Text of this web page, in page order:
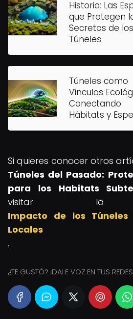
Historia: Las
que Protegen
Secretos de los
Túneles
Túneles como
Vínculos
Conectando
Hábitats y
Si quieres conocer otros
Túneles del Pasado:
para los Habitats
visitar la
Impacto de los Túneles
Locales
.
¿TE GUSTÓ? ¡DALE VOZ EN TUS